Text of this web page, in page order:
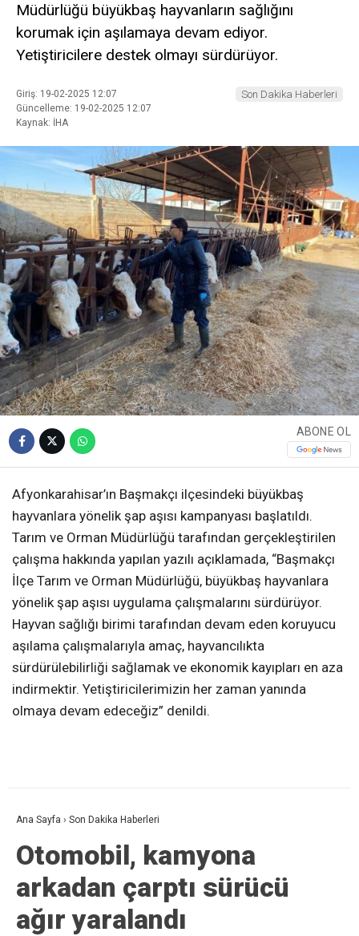
Müdürlüğü büyükbaş hayvanların sağlığını
korumak için aşılamaya devam ediyor.
Yetiştiricilere destek olmayı sürdürüyor.
Giriş: 19-02-2025 12:07
Güncelleme: 19-02-2025 12:07
Kaynak: İHA
Son Dakika Haberleri
ABONE OL
Afyonkarahisar’ın Başmakçı ilçesindeki büyükbaş
hayvanlara yönelik şap aşısı kampanyası başlatıldı.
Tarım ve Orman Müdürlüğü tarafından gerçekleştirilen
çalışma hakkında yapılan yazılı açıklamada, “Başmakçı
İlçe Tarım ve Orman Müdürlüğü, büyükbaş hayvanlara
yönelik şap aşısı uygulama çalışmalarını sürdürüyor.
Hayvan sağlığı birimi tarafından devam eden koruyucu
aşılama çalışmalarıyla amaç, hayvancılıkta
sürdürülebilirliği sağlamak ve ekonomik kayıpları en aza
indirmektir. Yetiştiricilerimizin her zaman yanında
olmaya devam edeceğiz” denildi.
Ana Sayfa › Son Dakika Haberleri
Otomobil, kamyona
arkadan çarptı sürücü
ağır yaralandı